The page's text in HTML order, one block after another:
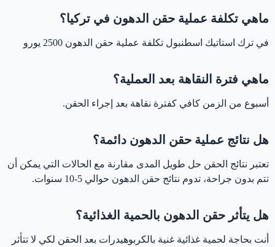
ماهي تكلفة عملية حقن الدهون في تركيا؟
في ترك استاتيك اسطنبول تكلفة عملية حقن الدهون 2500 يورو
ماهي فترة النقاهة بعد العملية؟
أسبوع من الزمن كافي كفترة نقاهة بعد إجراء الحقن.
هل نتائج عملية حقن الدهون دائمة؟
تعتبر نتائج الحقن حل طويل المدى مقارنة مع الحالات التي يمكن أن
تتم بدون جراحة، تدوم نتائج حقن الدهون حوالي 5-10 سنوات.
هل يتأثر حقن الدهون بالحمية الغذائية؟
أنت بحاجة لحمية غذائية غنية بالكربوهيدرات بعد الحقن لكي لا تتأثر